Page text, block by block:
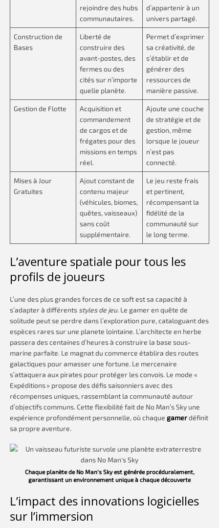
rejoindre des hubs
communautaires.
d’appartenir à un
univers partagé.
Construction de
Bases
Liberté de
construire des
avant-postes, des
fermes ou des
cités sur n’importe
quelle planète.
Permet d’exprimer
sa créativité, de
s’établir et de
générer des
ressources de
manière passive.
Gestion de Flotte
Acquisition et
commandement
de cargos et de
frégates pour des
missions en temps
réel.
Ajoute une couche
de stratégie et de
gestion, même
lorsque le joueur
n’est pas
connecté.
Mises à Jour
Gratuites
Ajout constant de
contenu majeur
(véhicules, biomes,
quêtes, vaisseaux)
sans coût
supplémentaire.
Le jeu reste frais
et pertinent,
récompensant la
fidélité de la
communauté sur
le long terme.
L’aventure spatiale pour tous les
profils de joueurs
L’une des plus grandes forces de ce soft est sa capacité à
s’adapter à différents styles de jeu. Le gamer en quête de
solitude peut se perdre dans l’exploration pure, cataloguant des
espèces rares sur une planete lointaine. L’architecte en herbe
passera des centaines d’heures à construire la base sous-
marine parfaite. Le magnat du commerce établira des routes
galactiques pour amasser une fortune. Le mercenaire
s’attaquera aux pirates pour protéger les convois. Le mode «
Expéditions » propose des défis saisonniers avec des
récompenses uniques, rassemblant la communauté autour
d’objectifs communs. Cette flexibilité fait de No Man’s Sky une
expérience profondément personnelle, où chaque gamerdéfinit
sa propre aventure.
Chaque planète de No Man’s Sky est générée procéduralement,
garantissant un environnement unique à chaque découverte
L’impact des innovations logicielles
sur l’immersion